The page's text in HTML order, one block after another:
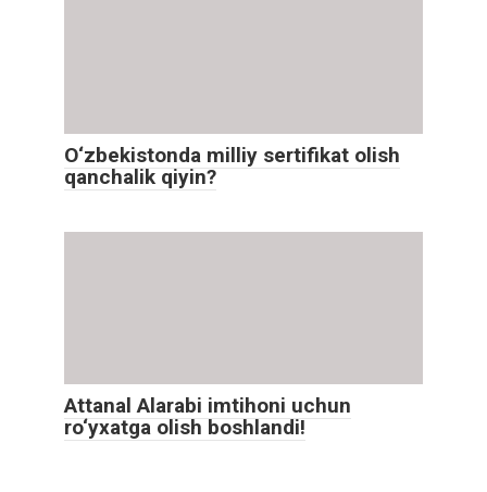
O‘zbekistonda milliy sertifikat olish
qanchalik qiyin?
Attanal Alarabi imtihoni uchun
ro‘yxatga olish boshlandi!